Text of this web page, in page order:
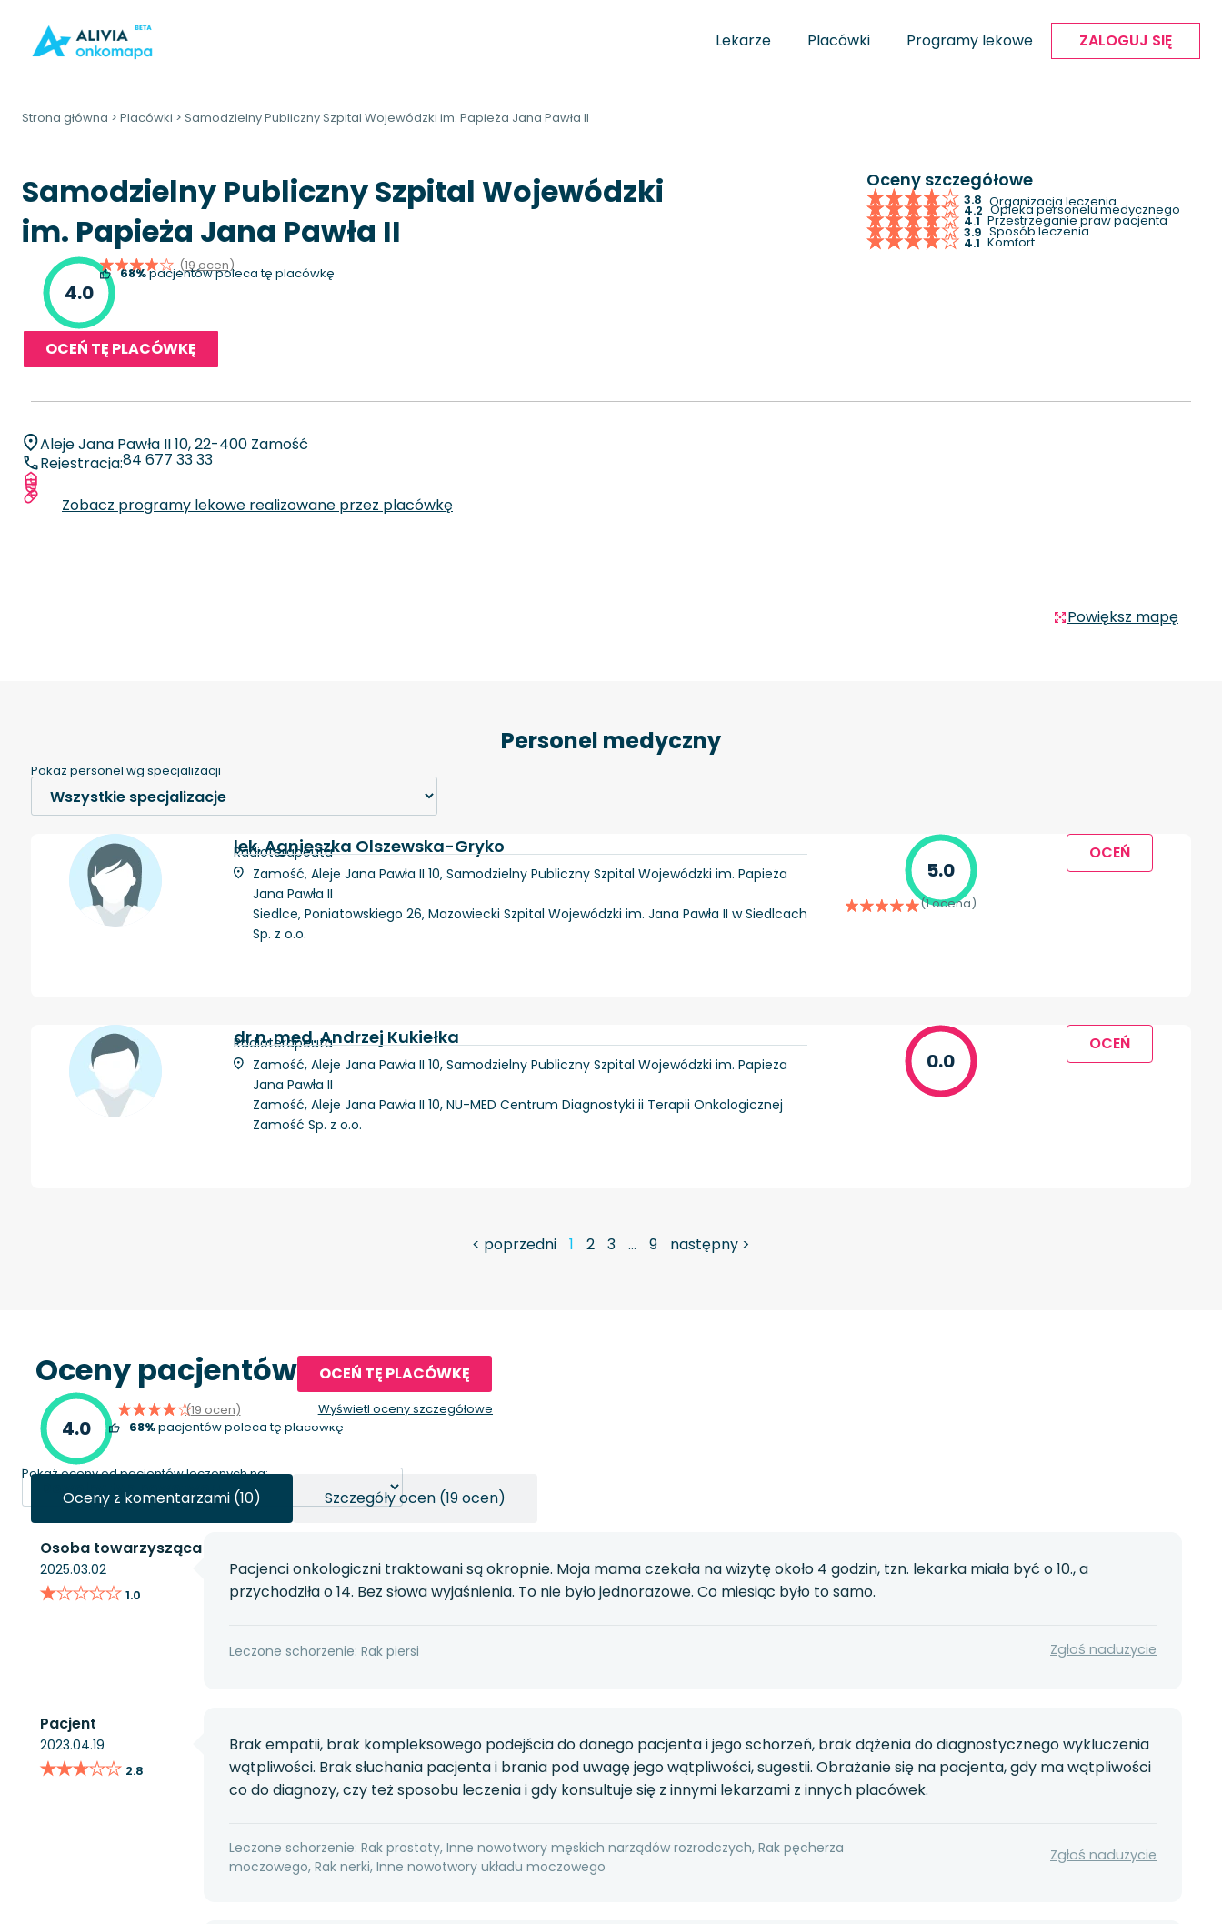
Lekarze Placówki Programy lekowe ZALOGUJ SIĘ
Strona główna > Placówki > Samodzielny Publiczny Szpital Wojewódzki im. Papieża Jana Pawła II
Samodzielny Publiczny Szpital Wojewódzki
im. Papieża Jana Pawła II
4.0
(19 ocen)
68%pacjentów poleca tę placówkę
OCEŃ TĘ PLACÓWKĘ
Oceny szczegółowe
3.8 Organizacja leczenia
4.2 Opieka personelu medycznego
4.1 Przestrzeganie praw pacjenta
3.9 Sposób leczenia
4.1 Komfort
Aleje Jana Pawła II 10, 22-400 Zamość
Rejestracja:84 677 33 33
Zobacz specjalizacje oraz liczby zabiegów
Zobacz programy lekowe realizowane przez placówkę
Powiększ mapę
Personel medyczny
Pokaż personel wg specjalizacji
lek. Agnieszka Olszewska-Gryko
Radioterapeuta
Zamość, Aleje Jana Pawła II 10, Samodzielny Publiczny Szpital Wojewódzki im. Papieża
Jana Pawła II
Siedlce, Poniatowskiego 26, Mazowiecki Szpital Wojewódzki im. Jana Pawła II w Siedlcach
Sp. z o.o.
5.0
(1 ocena)
OCEŃ
dr n. med. Andrzej Kukiełka
Radioterapeuta
Zamość, Aleje Jana Pawła II 10, Samodzielny Publiczny Szpital Wojewódzki im. Papieża
Jana Pawła II
Zamość, Aleje Jana Pawła II 10, NU-MED Centrum Diagnostyki ii Terapii Onkologicznej
Zamość Sp. z o.o.
0.0
OCEŃ
< poprzedni 1 2 3 … 9 następny >
Oceny pacjentów OCEŃ TĘ PLACÓWKĘ
4.0
(19 ocen)
68%pacjentów poleca tę placówkę
Wyświetl oceny szczegółowe
Pokaż oceny od pacjentów leczonych na:
Oceny z komentarzami (10) Szczegóły ocen (19 ocen)
Osoba towarzysząca
2025.03.02
★★★★★
★★★★★ 1.0
Pacjenci onkologiczni traktowani są okropnie. Moja mama czekała na wizytę około 4 godzin, tzn. lekarka miała być o 10., a
przychodziła o 14. Bez słowa wyjaśnienia. To nie było jednorazowe. Co miesiąc było to samo.
Leczone schorzenie: Rak piersi Zgłoś nadużycie
Pacjent
2023.04.19
★★★★★
★★★★★ 2.8
Brak empatii, brak kompleksowego podejścia do danego pacjenta i jego schorzeń, brak dążenia do diagnostycznego wykluczenia
wątpliwości. Brak słuchania pacjenta i brania pod uwagę jego wątpliwości, sugestii. Obrażanie się na pacjenta, gdy ma wątpliwości
co do diagnozy, czy też sposobu leczenia i gdy konsultuje się z innymi lekarzami z innych placówek.
Leczone schorzenie: Rak prostaty, Inne nowotwory męskich narządów rozrodczych, Rak pęcherza
moczowego, Rak nerki, Inne nowotwory układu moczowego
Zgłoś nadużycie